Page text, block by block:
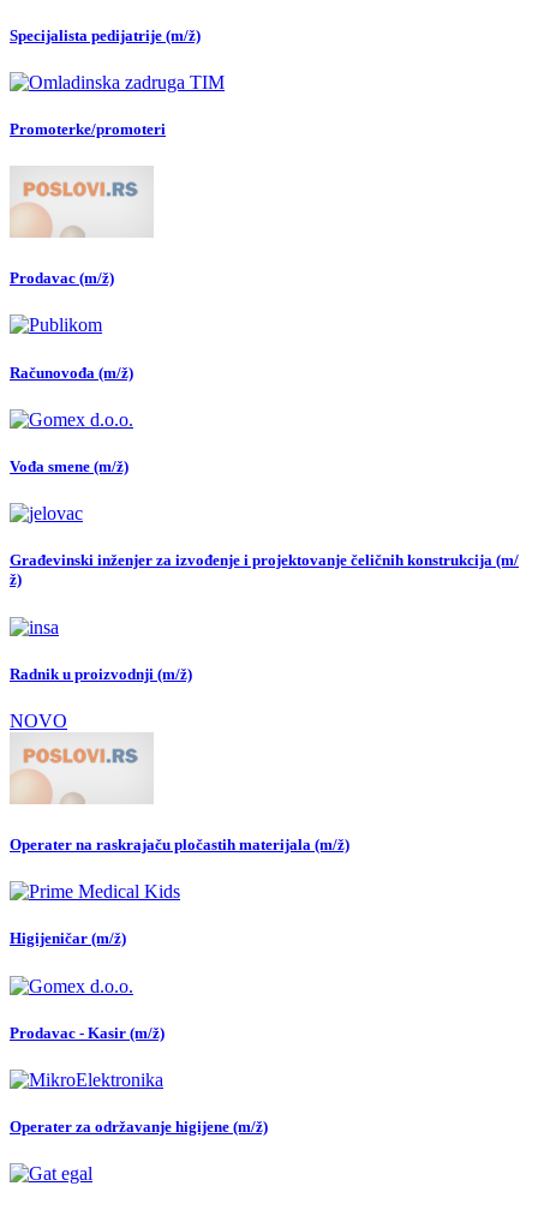
Specijalista pedijatrije (m/ž)
Promoterke/promoteri
Prodavac (m/ž)
Računovođa (m/ž)
Vođa smene (m/ž)
Građevinski inženjer za izvođenje i projektovanje čeličnih konstrukcija (m/
ž)
Radnik u proizvodnji (m/ž)
NOVO
Operater na raskrajaču pločastih materijala (m/ž)
Higijeničar (m/ž)
Prodavac - Kasir (m/ž)
Operater za održavanje higijene (m/ž)